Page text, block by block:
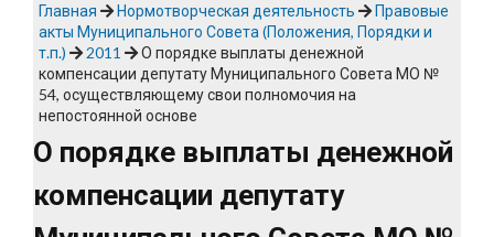
Главная Нормотворческая деятельность
Правовые
акты Муниципального Совета (Положения, Порядки и
т.п.)
2011
О порядке выплаты денежной
компенсации депутату Муниципального Совета МО №
54, осуществляющему свои полномочия на
непостоянной основе
О порядке выплаты денежной
компенсации депутату